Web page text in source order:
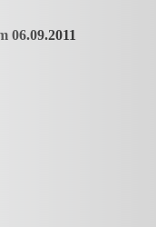
06.09.2011